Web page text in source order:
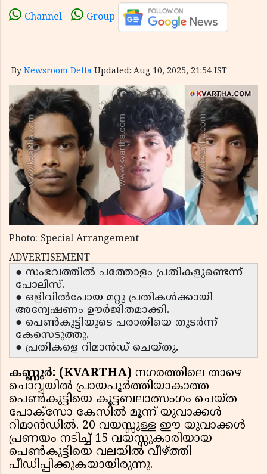
Channel Group
By Newsroom Delta Updated: Aug 10, 2025, 21:54 IST
Photo: Special Arrangement
ADVERTISEMENT
● സംഭവത്തിൽ പത്തോളം പ്രതികളുണ്ടെന്ന്
പോലീസ്.
● ഒളിവിൽപോയ മറ്റു പ്രതികൾക്കായി
അന്വേഷണം ഊർജിതമാക്കി.
● പെൺകുട്ടിയുടെ പരാതിയെ തുടർന്ന്
കേസെടുത്തു.
● പ്രതികളെ റിമാൻഡ് ചെയ്തു.
കണ്ണൂർ: (KVARTHA) നഗരത്തിലെ താഴെ
ചൊവ്വയിൽ പ്രായപൂർത്തിയാകാത്ത
പെൺകുട്ടിയെ കൂട്ടബലാത്സംഗം ചെയ്ത
പോക്സോ കേസിൽ മൂന്ന് യുവാക്കൾ
റിമാൻഡിൽ. 20 വയസ്സുള്ള ഈ യുവാക്കൾ
പ്രണയം നടിച്ച് 15 വയസ്സുകാരിയായ
പെൺകുട്ടിയെ വലയിൽ വീഴ്ത്തി
പീഡിപ്പിക്കുകയായിരുന്നു.